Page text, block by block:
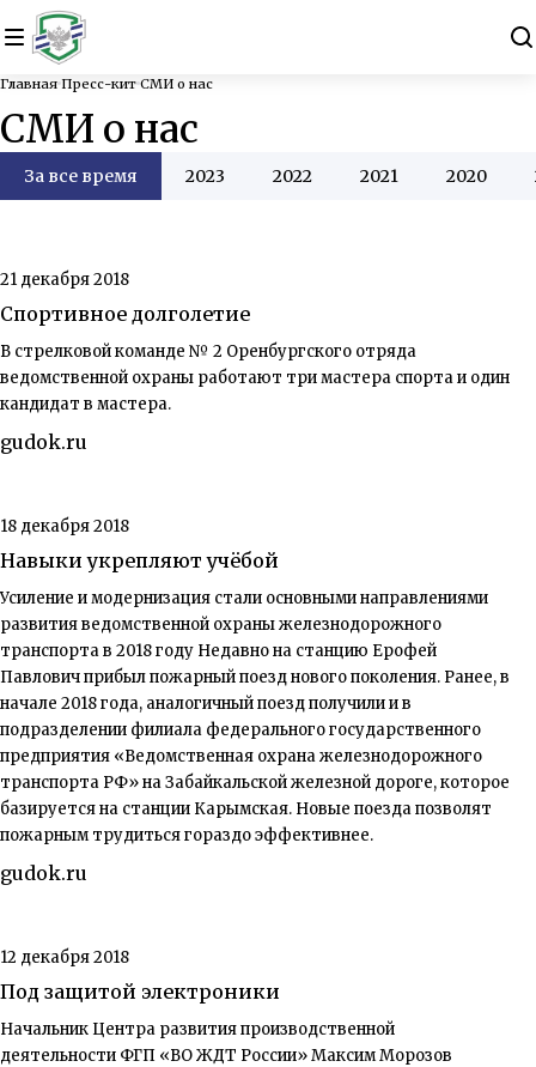
Главная Пресс-кит СМИ о нас
СМИ о нас
За все время 2023 2022 2021 2020
21 декабря 2018
Спортивное долголетие
В стрелковой команде № 2 Оренбургского отряда
ведомственной охраны работают три мастера спорта и один
кандидат в мастера.
gudok.ru
18 декабря 2018
Навыки укрепляют учёбой
Усиление и модернизация стали основными направлениями
развития ведомственной охраны железнодорожного
транспорта в 2018 году Недавно на станцию Ерофей
Павлович прибыл пожарный поезд нового поколения. Ранее, в
начале 2018 года, аналогичный поезд получили и в
подразделении филиала федерального государственного
предприятия «Ведомственная охрана железнодорожного
транспорта РФ» на Забайкальской железной дороге, которое
базируется на станции Карымская. Новые поезда позволят
пожарным трудиться гораздо эффективнее.
gudok.ru
12 декабря 2018
Под защитой электроники
Начальник Центра развития производственной
деятельности ФГП «ВО ЖДТ России» Максим Морозов